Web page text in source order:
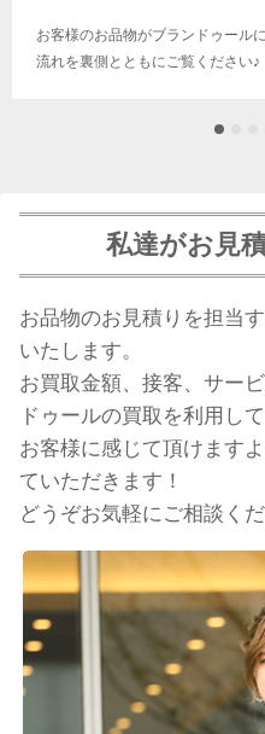
お客様のお品物がブランドゥール
流れを裏側とともにご覧ください♪
私達がお見
お品物のお見積りを担当
いたします。
お買取金額、接客、サー
ドゥールの買取を利用し
お客様に感じて頂けます
ていただきます！
どうぞお気軽にご相談くだ